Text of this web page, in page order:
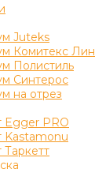
Juteks
Комитекс Лин
Полистиль
Синтерос
на отрез
Egger PRO
Kastamonu